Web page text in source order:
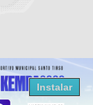
Instalar